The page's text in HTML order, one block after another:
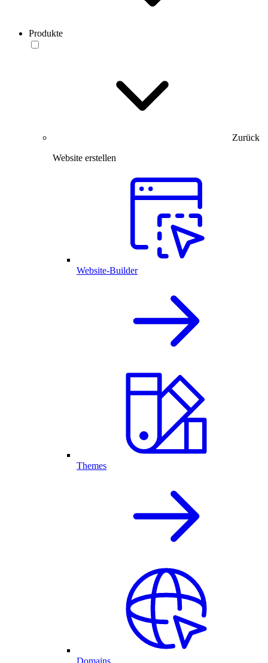
Produkte
Zurück
Website erstellen
Website-Builder
Themes
Domains